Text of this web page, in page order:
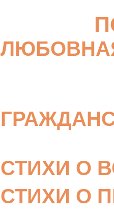
СТИХИ О
СТИХИ О